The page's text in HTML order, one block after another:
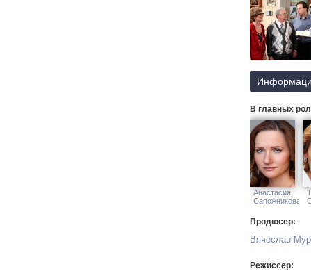
В главных
Анастасия
Сапожникова
Продюсер:
Вячеслав
Режиссер: